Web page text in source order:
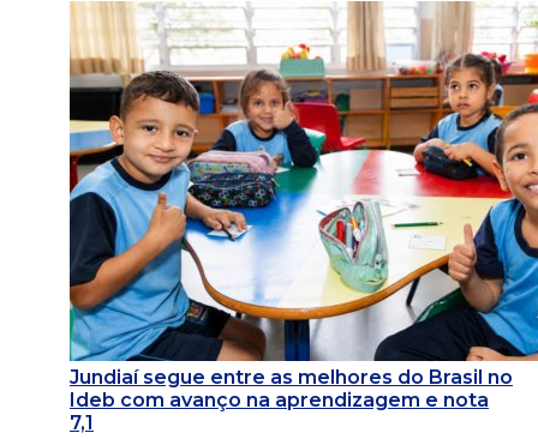
Jundiaí segue entre as melhores do Brasil no
Ideb com avanço na aprendizagem e nota
7,1